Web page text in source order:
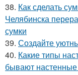
38. Как сделать
Челябинска
сумки
39. Создайте
40. Какие типы
бывают настенные